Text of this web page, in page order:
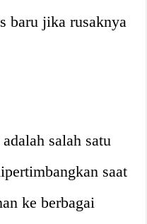
baru jika rusaknya
salah satu
saat
ke berbagai